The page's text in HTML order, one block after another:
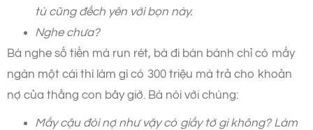
tù cũng đếch yên với bọn này.
Nghe chưa?
Bà nghe số tiền mà run rét, bà đi bán bánh chỉ có mấy
ngàn một cái thì làm gì có 300 triệu mà trả cho khoản
nợ của thằng con bây giờ. Bà nói với chúng:
Mấy cậu đòi nợ như vậy có giấy tờ gì không? Làm